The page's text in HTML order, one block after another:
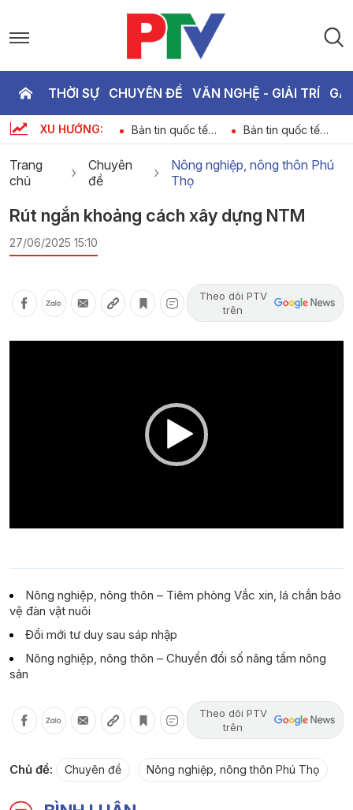
THỜI SỰ CHUYÊN ĐỀ VĂN NGHỆ - GIẢI TRÍ
XU HƯỚNG:
Thị trường tiêu
dùng ngày 09-08-
Bản tin quốc tế
18h45 ngày 09-
Bản tin quốc tế
11h45 ngày 09-08-
2026
Trang
chủ
Chuyên
đề
Nông nghiệp, nông thôn Phú
Thọ
Rút ngắn khoảng cách xây dựng NTM
27/06/2025 15:10
Theo dõi PTV
trên
Nông nghiệp, nông thôn – Tiêm phòng Vắc xin, lá chắn bảo
vệ đàn vật nuôi
Đổi mới tư duy sau sáp nhập
Nông nghiệp, nông thôn – Chuyển đổi số nâng tầm nông
sản
Theo dõi PTV
trên
Chủ đề: Chuyên đề Nông nghiệp, nông thôn Phú Thọ